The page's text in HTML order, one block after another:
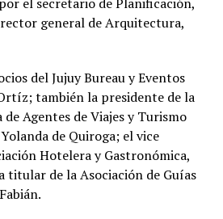
general de Arquitectura,
del Jujuy Bureau y Eventos
también la presidente de la
Agentes de Viajes y Turismo
de Quiroga; el vice
Hotelera y Gastronómica,
titular de la Asociación de Guías